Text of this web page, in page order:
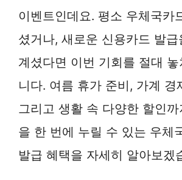
이벤트인데요. 평소 우체국카
셨거나, 새로운 신용카드 발급
계셨다면 이번 기회를 절대 놓
니다. 여름 휴가 준비, 가계 경
그리고 생활 속 다양한 할인
을 한 번에 누릴 수 있는 우체
발급 혜택을 자세히 알아보겠